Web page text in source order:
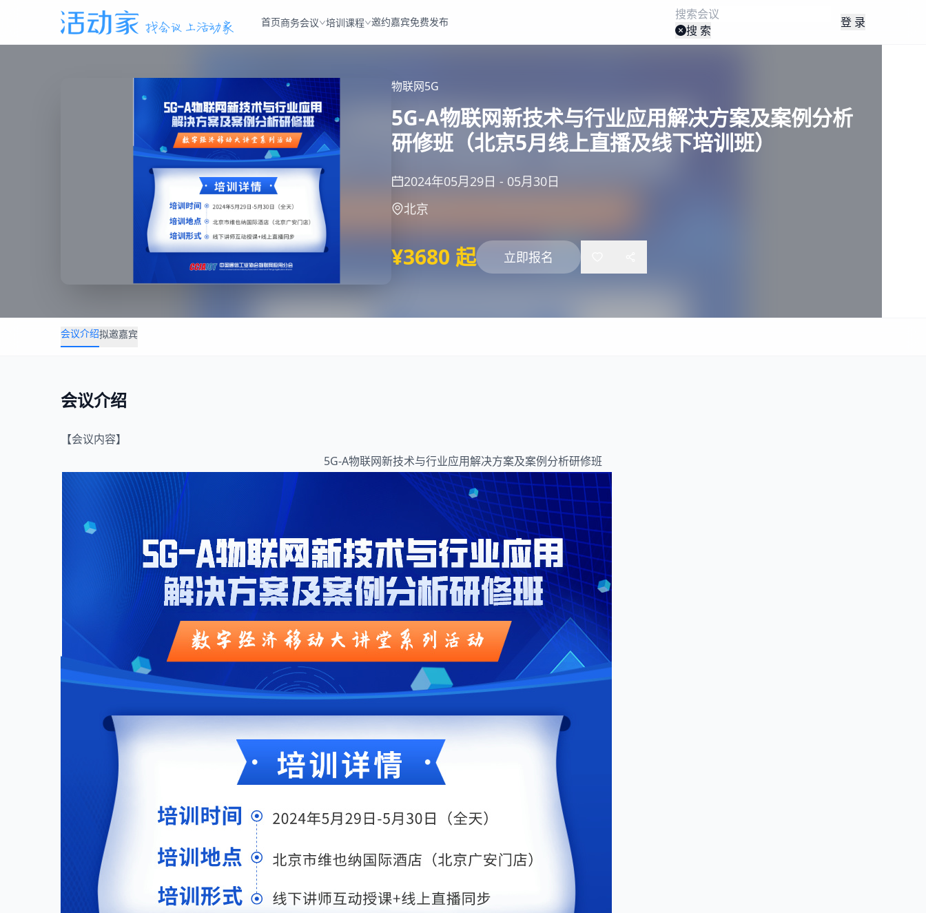
首页商务会议 培训课程 邀约嘉宾免费发布
搜 索
登 录
物联网5G
5G-A物联网新技术与行业应用解决方案及案例分析
研修班（北京5月线上直播及线下培训班）
2024年05月29日 - 05月30日
北京
¥3680 起 立即报名
会议介绍拟邀嘉宾
会议介绍
【会议内容】
5G-A物联网新技术与行业应用解决方案及案例分析研修班